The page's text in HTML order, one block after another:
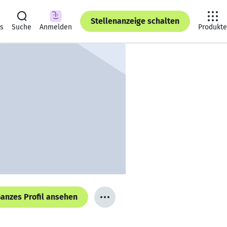
Suche Anmelden
Stellenanzeige schalten
Produkte
Profil ansehen